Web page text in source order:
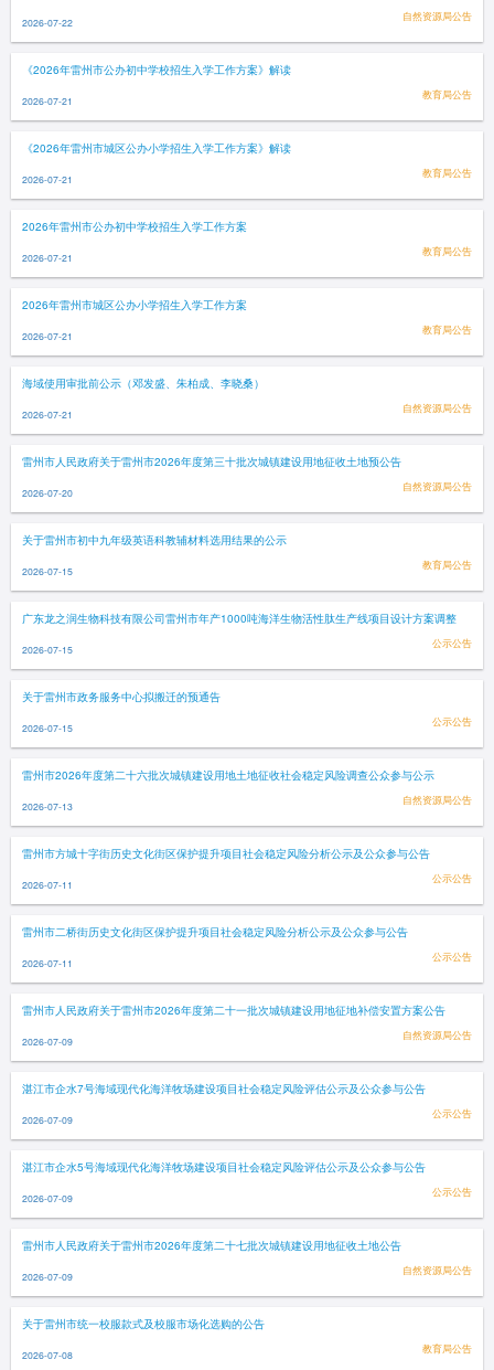
2026-07-22 自然资源局公告
《2026年雷州市公办初中学校招生入学工作方案》解读
2026-07-21 教育局公告
《2026年雷州市城区公办小学招生入学工作方案》解读
2026-07-21 教育局公告
2026年雷州市公办初中学校招生入学工作方案
2026-07-21 教育局公告
2026年雷州市城区公办小学招生入学工作方案
2026-07-21 教育局公告
海域使用审批前公示（邓发盛、朱柏成、李晓桑）
2026-07-21 自然资源局公告
雷州市人民政府关于雷州市2026年度第三十批次城镇建设用地征收土地预公告
2026-07-20 自然资源局公告
关于雷州市初中九年级英语科教辅材料选用结果的公示
2026-07-15 教育局公告
广东龙之润生物科技有限公司雷州市年产1000吨海洋生物活性肽生产线项目设计方案调整
2026-07-15 公示公告
关于雷州市政务服务中心拟搬迁的预通告
2026-07-15 公示公告
雷州市2026年度第二十六批次城镇建设用地土地征收社会稳定风险调查公众参与公示
2026-07-13 自然资源局公告
雷州市方城十字街历史文化街区保护提升项目社会稳定风险分析公示及公众参与公告
2026-07-11 公示公告
雷州市二桥街历史文化街区保护提升项目社会稳定风险分析公示及公众参与公告
2026-07-11 公示公告
雷州市人民政府关于雷州市2026年度第二十一批次城镇建设用地征地补偿安置方案公告
2026-07-09 自然资源局公告
湛江市企水7号海域现代化海洋牧场建设项目社会稳定风险评估公示及公众参与公告
2026-07-09 公示公告
湛江市企水5号海域现代化海洋牧场建设项目社会稳定风险评估公示及公众参与公告
2026-07-09 公示公告
雷州市人民政府关于雷州市2026年度第二十七批次城镇建设用地征收土地公告
2026-07-09 自然资源局公告
关于雷州市统一校服款式及校服市场化选购的公告
2026-07-08 教育局公告